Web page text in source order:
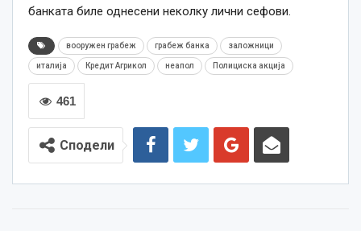
банката биле однесени неколку лични сефови.
вооружен грабеж грабеж банка заложници
италија Кредит Агрикол неапол Полициска акција
461
Сподели